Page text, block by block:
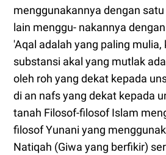
menggunakannya dengan
lain menggu- nakannya
'Aqal adalah yang paling
substansi akal yang mutlak
oleh roh yang dekat kepada
di an nafs yang dekat kepada
tanah Filosof-filosof Islam
filosof Yunani yang
Natiqah (Giwa yang berfikir)